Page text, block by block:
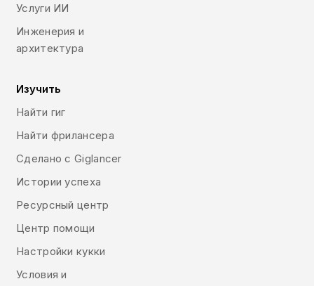
Услуги ИИ
Инженерия и
архитектура
Изучить
Найти гиг
Найти фрилансера
Сделано с Giglancer
Истории успеха
Ресурсный центр
Центр помощи
Настройки кукки
Условия и